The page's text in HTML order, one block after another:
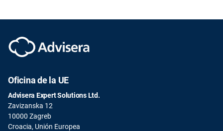
Oficina de la UE
Advisera Expert Solutions Ltd.
Zavizanska 12
10000 Zagreb
Croacia, Unión Europea